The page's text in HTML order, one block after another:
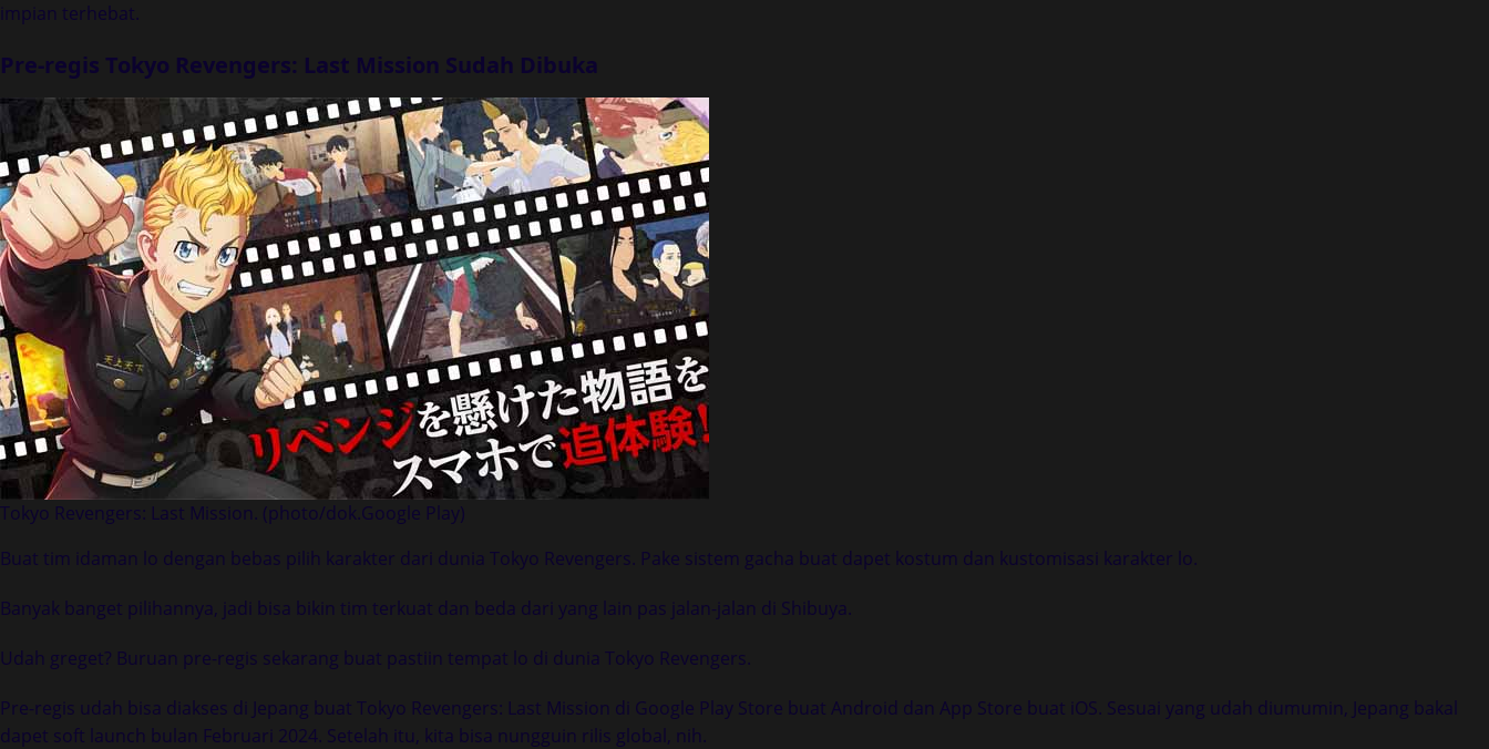
impian terhebat.
Pre-regis Tokyo Revengers: Last Mission Sudah Dibuka
Tokyo Revengers: Last Mission. (photo/dok.Google Play)
Buat tim idaman lo dengan bebas pilih karakter dari dunia Tokyo Revengers. Pake sistem gacha buat dapet kostum dan kustomisasi karakter lo.
Banyak banget pilihannya, jadi bisa bikin tim terkuat dan beda dari yang lain pas jalan-jalan di Shibuya.
Udah greget? Buruan pre-regis sekarang buat pastiin tempat lo di dunia Tokyo Revengers.
Pre-regis udah bisa diakses di Jepang buat Tokyo Revengers: Last Mission di Google Play Store buat Android dan App Store buat iOS. Sesuai yang udah diumumin, Jepang bakal
dapet soft launch bulan Februari 2024. Setelah itu, kita bisa nungguin rilis global, nih.